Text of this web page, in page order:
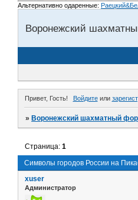
Альтернативно одаренные:
Воронежский
Привет, Гость! Войдитеили
»Воронежский шахматный
Символы городов России на
Страница:1
xuser
Администратор